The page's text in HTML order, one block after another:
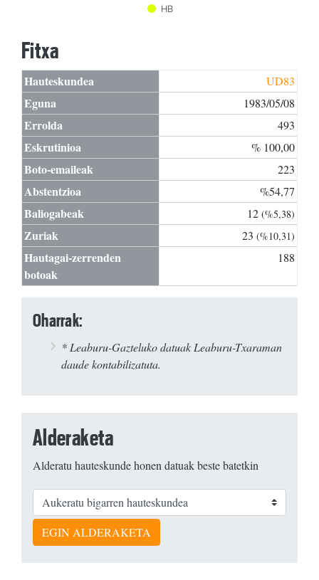
HB
Fitxa
Hauteskundea UD83
Eguna 1983/05/08
Errolda 493
Eskrutinioa % 100,00
Boto-emaileak 223
Abstentzioa %54,77
Baliogabeak 12 (%5,38)
Zuriak 23 (%10,31)
Hautagai-zerrenden
botoak
188
Oharrak:
* Leaburu-Gazteluko datuak Leaburu-Txaraman
daude kontabilizatuta.
Alderaketa
Alderatu hauteskunde honen datuak beste batetkin
EGIN ALDERAKETA